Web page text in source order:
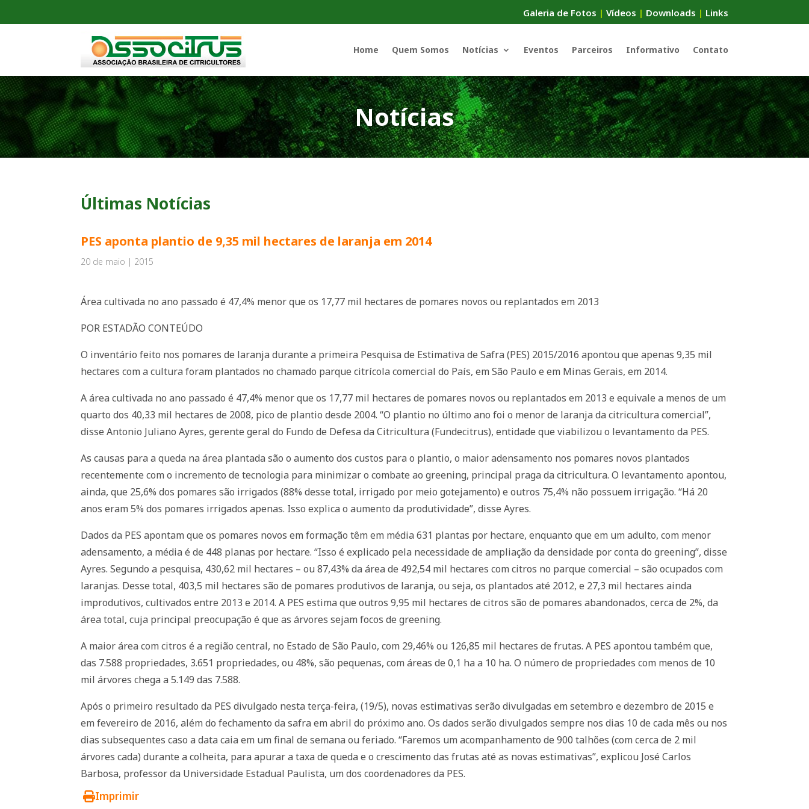
Galeria de Fotos | Vídeos | Downloads | Links
Home Quem Somos Notícias Eventos Parceiros Informativo Contato
Notícias
Últimas Notícias
PES aponta plantio de 9,35 mil hectares de laranja em 2014
20 de maio | 2015
Área cultivada no ano passado é 47,4% menor que os 17,77 mil hectares de pomares novos ou replantados em 2013
POR ESTADÃO CONTEÚDO
O inventário feito nos pomares de laranja durante a primeira Pesquisa de Estimativa de Safra (PES) 2015/2016 apontou que apenas 9,35 mil
hectares com a cultura foram plantados no chamado parque citrícola comercial do País, em São Paulo e em Minas Gerais, em 2014.
A área cultivada no ano passado é 47,4% menor que os 17,77 mil hectares de pomares novos ou replantados em 2013 e equivale a menos de um
quarto dos 40,33 mil hectares de 2008, pico de plantio desde 2004. “O plantio no último ano foi o menor de laranja da citricultura comercial”,
disse Antonio Juliano Ayres, gerente geral do Fundo de Defesa da Citricultura (Fundecitrus), entidade que viabilizou o levantamento da PES.
As causas para a queda na área plantada são o aumento dos custos para o plantio, o maior adensamento nos pomares novos plantados
recentemente com o incremento de tecnologia para minimizar o combate ao greening, principal praga da citricultura. O levantamento apontou,
ainda, que 25,6% dos pomares são irrigados (88% desse total, irrigado por meio gotejamento) e outros 75,4% não possuem irrigação. “Há 20
anos eram 5% dos pomares irrigados apenas. Isso explica o aumento da produtividade”, disse Ayres.
Dados da PES apontam que os pomares novos em formação têm em média 631 plantas por hectare, enquanto que em um adulto, com menor
adensamento, a média é de 448 planas por hectare. “Isso é explicado pela necessidade de ampliação da densidade por conta do greening”, disse
Ayres. Segundo a pesquisa, 430,62 mil hectares – ou 87,43% da área de 492,54 mil hectares com citros no parque comercial – são ocupados com
laranjas. Desse total, 403,5 mil hectares são de pomares produtivos de laranja, ou seja, os plantados até 2012, e 27,3 mil hectares ainda
improdutivos, cultivados entre 2013 e 2014. A PES estima que outros 9,95 mil hectares de citros são de pomares abandonados, cerca de 2%, da
área total, cuja principal preocupação é que as árvores sejam focos de greening.
A maior área com citros é a região central, no Estado de São Paulo, com 29,46% ou 126,85 mil hectares de frutas. A PES apontou também que,
das 7.588 propriedades, 3.651 propriedades, ou 48%, são pequenas, com áreas de 0,1 ha a 10 ha. O número de propriedades com menos de 10
mil árvores chega a 5.149 das 7.588.
Após o primeiro resultado da PES divulgado nesta terça-feira, (19/5), novas estimativas serão divulgadas em setembro e dezembro de 2015 e
em fevereiro de 2016, além do fechamento da safra em abril do próximo ano. Os dados serão divulgados sempre nos dias 10 de cada mês ou nos
dias subsequentes caso a data caia em um final de semana ou feriado. “Faremos um acompanhamento de 900 talhões (com cerca de 2 mil
árvores cada) durante a colheita, para apurar a taxa de queda e o crescimento das frutas até as novas estimativas”, explicou José Carlos
Barbosa, professor da Universidade Estadual Paulista, um dos coordenadores da PES.
Imprimir